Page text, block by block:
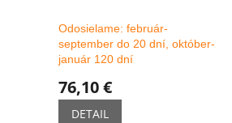
Odosielame: február-
september do 20 dní, október-
január 120 dní
76,10 €
DETAIL